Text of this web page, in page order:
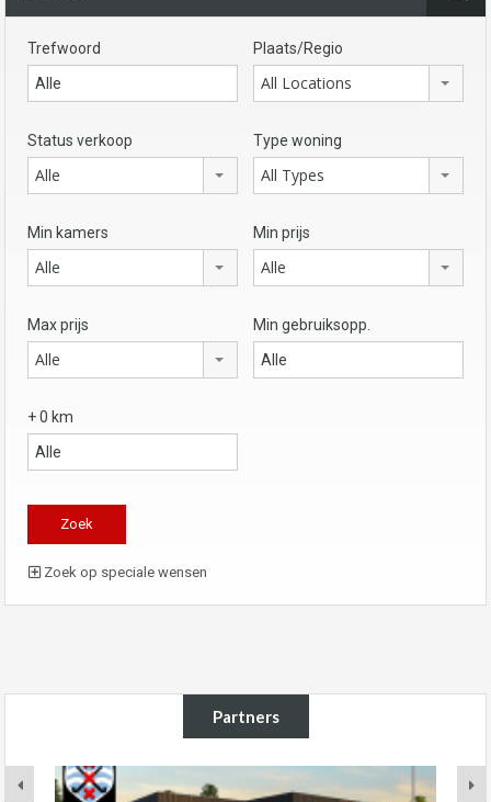
Trefwoord Plaats/Regio
All Locations
Status verkoop
Alle
Type woning
All Types
Min kamers
Alle
Min prijs
Alle
Max prijs
Alle
Min gebruiksopp.
+ 0 km
Zoek op speciale wensen
Partners